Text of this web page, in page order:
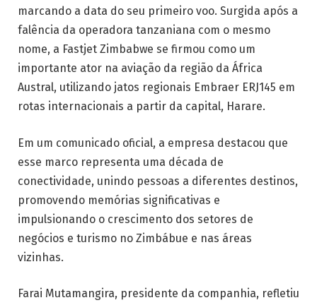
marcando a data do seu primeiro voo. Surgida após a
falência da operadora tanzaniana com o mesmo
nome, a Fastjet Zimbabwe se firmou como um
importante ator na aviação da região da África
Austral, utilizando jatos regionais Embraer ERJ145 em
rotas internacionais a partir da capital, Harare.
Em um comunicado oficial, a empresa destacou que
esse marco representa uma década de
conectividade, unindo pessoas a diferentes destinos,
promovendo memórias significativas e
impulsionando o crescimento dos setores de
negócios e turismo no Zimbábue e nas áreas
vizinhas.
Farai Mutamangira, presidente da companhia, refletiu